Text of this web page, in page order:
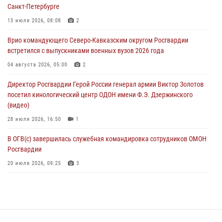
букмекерской конторе (видео)
05 августа 2026, 13:25
В Удмуртии при силовой поддержке спецназа Росгвардии
задержаны подозреваемые в мошенничестве под видом оказания
оздоровительных услуг (видео)
Санкт-Петербурге
13 июля 2026, 08:08 2
Врио командующего Северо-Кавказским округом Росгвардии
встретился с выпускниками военных вузов 2026 года
04 августа 2026, 05:00 2
Директор Росгвардии Герой России генерал армии Виктор Золотов
посетил кинологический центр ОДОН имени Ф.Э. Дзержинского
(видео)
28 июля 2026, 16:50 1
В ОГВ(с) завершилась служебная командировка сотрудников ОМОН
Росгвардии
20 июля 2026, 09:25 3